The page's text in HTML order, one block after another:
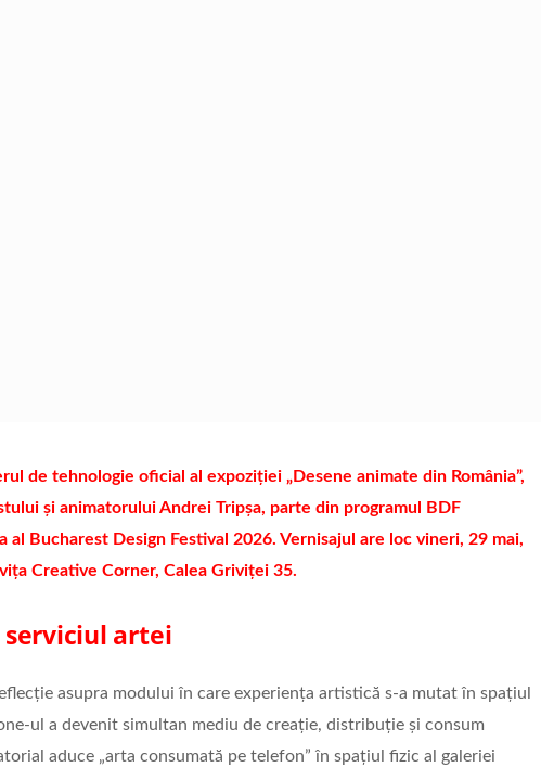
de tehnologie oficial al expoziției „Desene animate din România”,
și animatorului Andrei Tripșa, parte din programul BDF
al Bucharest Design Festival 2026. Vernisajul are loc vineri, 29 mai,
Creative Corner, Calea Griviței 35.
artei
asupra modului în care experiența artistică s-a mutat în spațiul
ul a devenit simultan mediu de creație, distribuție și consum
aduce „arta consumată pe telefon” în spațiul fizic al galeriei